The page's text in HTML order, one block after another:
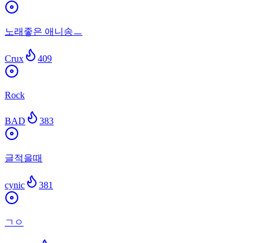
노래좋은 애니송ㅡ
Crux 409
Rock
BAD 383
글적을때
cynic 381
ㄱㅇ